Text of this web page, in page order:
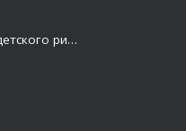
Определены победители конкурса детского рисунка «Я шагаю по Оренбуржью»